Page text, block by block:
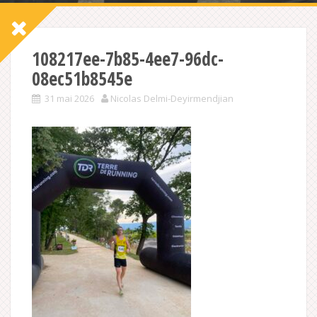
108217ee-7b85-4ee7-96dc-
08ec51b8545e
31 mai 2026 Nicolas Delmi-Deyirmendjian